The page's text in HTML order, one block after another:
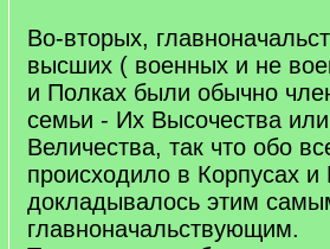
Во-вторых,
высших ( военных и не
и Полках были обычно
семьи - Их Высочества
Величества, так что обо
происходило в Корпусах и
докладывалось этим
главноначальствующим.